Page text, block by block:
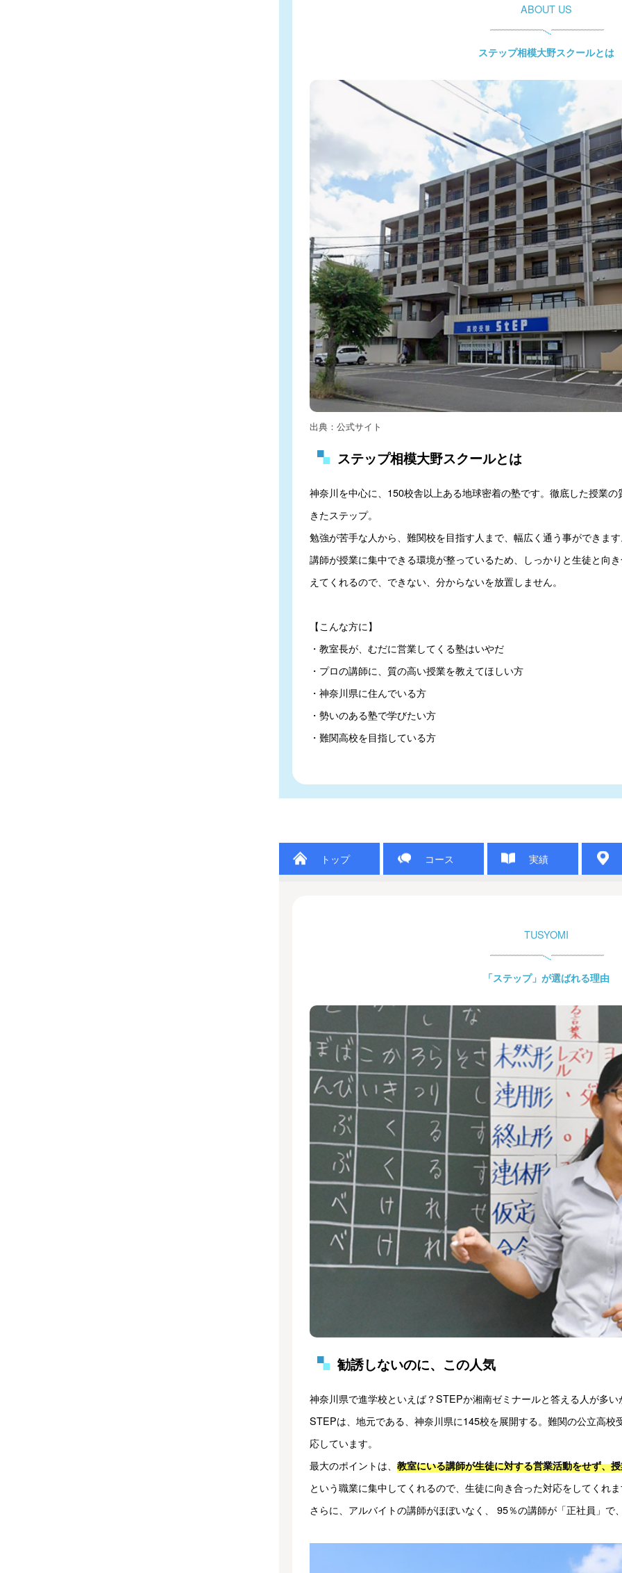
ABOUT US
ステップ相模大野スクールとは
出典：公式サイト
ステップ相模大野スクールとは
神奈川を中心に、150校舎以上ある地球密着の塾です。徹底した授業
きたステップ。
勉強が苦手な人から、難関校を目指す人まで、幅広く通う事ができま
講師が授業に集中できる環境が整っているため、しっかりと生徒と向
えてくれるので、できない、分からないを放置しません。
【こんな方に】
・教室長が、むだに営業してくる塾はいやだ
・プロの講師に、質の高い授業を教えてほしい方
・神奈川県に住んでいる方
・勢いのある塾で学びたい方
・難関高校を目指している方
トップ コース 実績
TUSYOMI
「ステップ」が選ばれる理由
勧誘しないのに、この人気
神奈川県で進学校といえば？STEPか湘南ゼミナールと答える人が多
STEPは、地元である、神奈川県に145校を展開する。難関の公立高校
応しています。
最大のポイントは、教室にいる講師が生徒に対する営業活動をせず、
という職業に集中してくれるので、生徒に向き合った対応をしてくれ
さらに、アルバイトの講師がほぼいなく、 95％の講師が「正社員」で